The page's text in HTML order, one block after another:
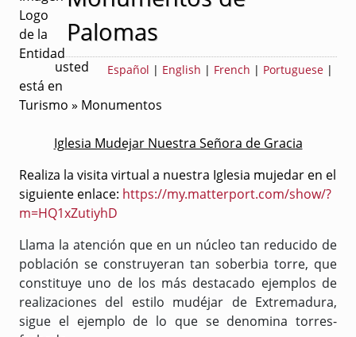
Palomas
Español | English | French | Portuguese |
usted
está en
Turismo » Monumentos
Iglesia Mudejar Nuestra Señora de Gracia
Realiza la visita virtual a nuestra Iglesia mujedar en el
siguiente enlace: https://my.matterport.com/show/?
m=HQ1xZutiyhD
Llama la atención que en un núcleo tan reducido de
población se construyeran tan soberbia torre, que
constituye uno de los más destacado ejemplos de
realizaciones del estilo mudéjar de Extremadura,
sigue el ejemplo de lo que se denomina torres-